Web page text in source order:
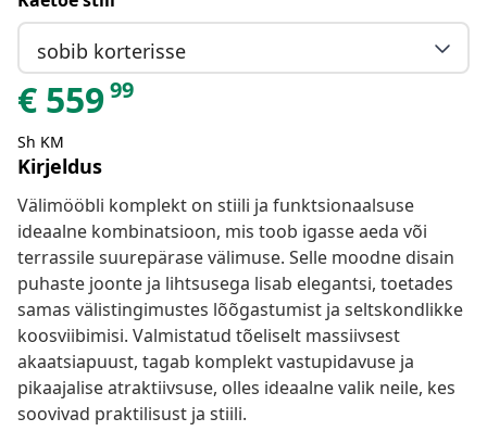
sobib korterisse
€ 55999
Sh KM
Kirjeldus
Välimööbli komplekt on stiili ja funktsionaalsuse
ideaalne kombinatsioon, mis toob igasse aeda või
terrassile suurepärase välimuse. Selle moodne disain
puhaste joonte ja lihtsusega lisab elegantsi, toetades
samas välistingimustes lõõgastumist ja seltskondlikke
koosviibimisi. Valmistatud tõeliselt massiivsest
akaatsiapuust, tagab komplekt vastupidavuse ja
pikaajalise atraktiivsuse, olles ideaalne valik neile, kes
soovivad praktilisust ja stiili.